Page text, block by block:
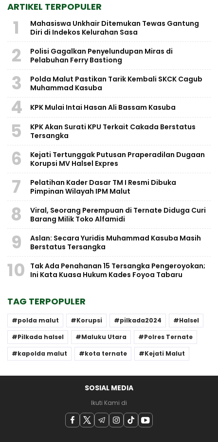
ARTIKEL TERPOPULER
1
Mahasiswa Unkhair Ditemukan Tewas Gantung
Diri di Indekos Kelurahan Sasa
2
Polisi Gagalkan Penyelundupan Miras di
Pelabuhan Ferry Bastiong
3
Polda Malut Pastikan Tarik Kembali SKCK Cagub
Muhammad Kasuba
4 KPK Mulai Intai Hasan Ali Bassam Kasuba
5
KPK Akan Surati KPU Terkait Cakada Berstatus
Tersangka
6
Kejati Tertunggak Putusan Praperadilan Dugaan
Korupsi MV Halsel Expres
7
Pelatihan Kader Dasar TM I Resmi Dibuka
Pimpinan Wilayah IPM Malut
8
Viral, Seorang Perempuan di Ternate Diduga Curi
Barang Milik Toko Alfamidi
9
Aslan: Secara Yuridis Muhammad Kasuba Masih
Berstatus Tersangka
10
Tak Ada Penahanan 15 Tersangka Pengeroyokan;
Ini Kata Kuasa Hukum Kades Foyoa Tabaru
TAG TERPOPULER
polda malut Korupsi pilkada2024
Halsel
Pilkada halsel
Maluku Utara
Polres Ternate
kapolda malut
kota ternate Kejati Malut
SOSIAL MEDIA
Ikuti Kami di